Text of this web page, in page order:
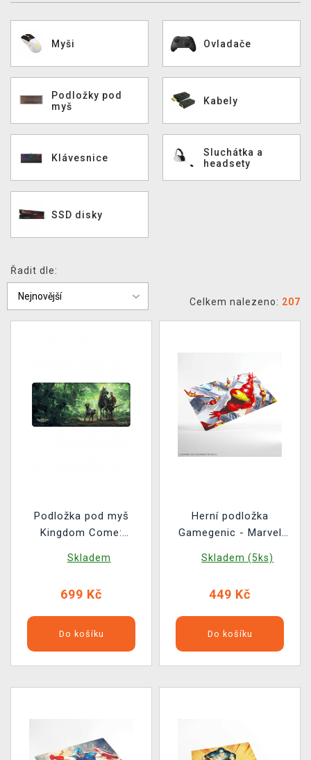
XZONE KLUB
TCG & BOARDGAME HUB
VÝKUP HER (BAZAR)
Myši Ovladače
Podložky pod
myš
Kabely
Klávesnice
Sluchátka a
headsety
SSD disky
Řadit dle:
Celkem nalezeno: 207
Podložka pod myš
Kingdom Come:
Vořech v lese (89 × 40
Skladem
699 Kč
Do košíku
Herní podložka
Gamegenic - Marvel
Man, Master of
Skladem (5ks)
449 Kč
Do košíku